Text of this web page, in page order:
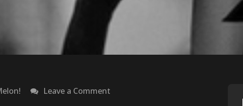
Leave a Comment